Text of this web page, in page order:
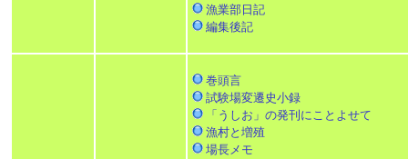
漁業部日記
編集後記
巻頭言
試験場変遷史小録
「うしお」の発刊にことよせて
漁村と増殖
場長メモ